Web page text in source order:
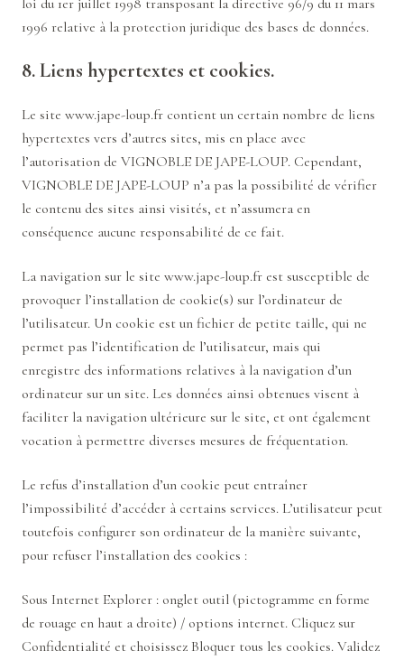
loi du 1er juillet 1998 transposant la directive 96/9 du 11 mars
1996 relative à la protection juridique des bases de données.
8. Liens hypertextes et cookies.
Le site www.jape-loup.fr contient un certain nombre de liens
hypertextes vers d’autres sites, mis en place avec
l’autorisation de VIGNOBLE DE JAPE-LOUP. Cependant,
VIGNOBLE DE JAPE-LOUP n’a pas la possibilité de vérifier
le contenu des sites ainsi visités, et n’assumera en
conséquence aucune responsabilité de ce fait.
La navigation sur le site www.jape-loup.fr est susceptible de
provoquer l’installation de cookie(s) sur l’ordinateur de
l’utilisateur. Un cookie est un fichier de petite taille, qui ne
permet pas l’identification de l’utilisateur, mais qui
enregistre des informations relatives à la navigation d’un
ordinateur sur un site. Les données ainsi obtenues visent à
faciliter la navigation ultérieure sur le site, et ont également
vocation à permettre diverses mesures de fréquentation.
Le refus d’installation d’un cookie peut entraîner
l’impossibilité d’accéder à certains services. L’utilisateur peut
toutefois configurer son ordinateur de la manière suivante,
pour refuser l’installation des cookies :
Sous Internet Explorer : onglet outil (pictogramme en forme
de rouage en haut a droite) / options internet. Cliquez sur
Confidentialité et choisissez Bloquer tous les cookies. Validez